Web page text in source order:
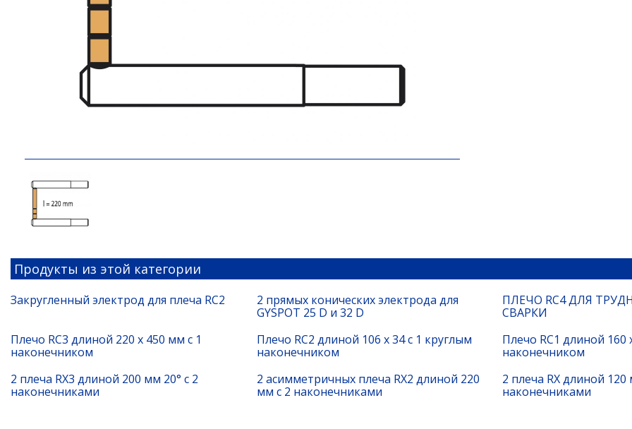
Продукты из этой категории
Закругленный электрод для плеча RC2
2 прямых конических электрода для
GYSPOT 25 D и 32 D
ПЛЕЧО RC4 ДЛЯ
СВАРКИ
Плечо RC3 длиной 220 x 450 мм с 1
наконечником
Плечо RC2 длиной 106 x 34 с 1 круглым
наконечником
Плечо RC1 длиной 160
наконечником
2 плеча RX3 длиной 200 мм 20° с 2
наконечниками
2 асимметричных плеча RX2 длиной 220
мм с 2 наконечниками
2 плеча RX длиной 120
наконечниками